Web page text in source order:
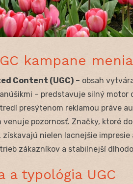
kampane
Content (UGC) – obsah
– predstavuje silný motor
presýtenom reklamou práve
venuje pozornosť. Značky, ktoré
získavajú nielen lacnejšie
zákazníkov a stabilnejší
a typológia UGC